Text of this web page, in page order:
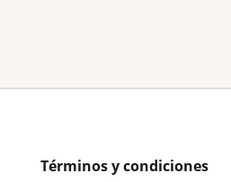
Términos y condiciones